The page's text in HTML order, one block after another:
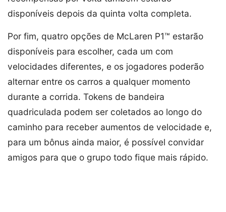
disponíveis depois da quinta volta completa.
Por fim, quatro opções de McLaren P1™ estarão
disponíveis para escolher, cada um com
velocidades diferentes, e os jogadores poderão
alternar entre os carros a qualquer momento
durante a corrida. Tokens de bandeira
quadriculada podem ser coletados ao longo do
caminho para receber aumentos de velocidade e,
para um bônus ainda maior, é possível convidar
amigos para que o grupo todo fique mais rápido.